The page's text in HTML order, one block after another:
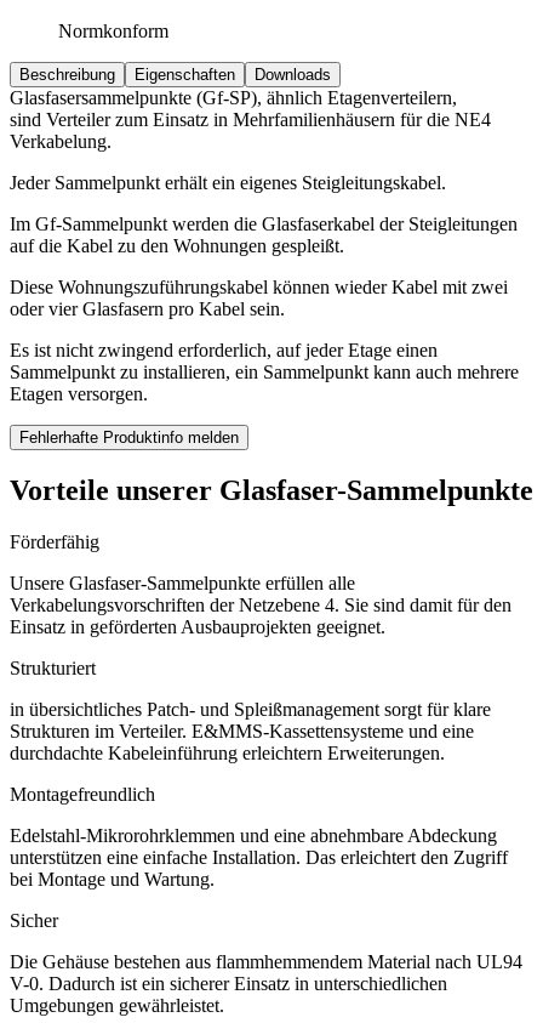
Normkonform
Beschreibung Eigenschaften Downloads
Glasfasersammelpunkte (Gf-SP), ähnlich Etagenverteilern,
sind Verteiler zum Einsatz in Mehrfamilienhäusern für die NE4
Verkabelung.
Jeder Sammelpunkt erhält ein eigenes Steigleitungskabel.
Im Gf-Sammelpunkt werden die Glasfaserkabel der Steigleitungen
auf die Kabel zu den Wohnungen gespleißt.
Diese Wohnungszuführungskabel können wieder Kabel mit zwei
oder vier Glasfasern pro Kabel sein.
Es ist nicht zwingend erforderlich, auf jeder Etage einen
Sammelpunkt zu installieren, ein Sammelpunkt kann auch mehrere
Etagen versorgen.
Fehlerhafte Produktinfo melden
Vorteile unserer Glasfaser-Sammelpunkte
Förderfähig
Unsere Glasfaser-Sammelpunkte erfüllen alle
Verkabelungsvorschriften der Netzebene 4. Sie sind damit für den
Einsatz in geförderten Ausbauprojekten geeignet.
Strukturiert
in übersichtliches Patch- und Spleißmanagement sorgt für klare
Strukturen im Verteiler. E&MMS-Kassettensysteme und eine
durchdachte Kabeleinführung erleichtern Erweiterungen.
Montagefreundlich
Edelstahl-Mikrorohrklemmen und eine abnehmbare Abdeckung
unterstützen eine einfache Installation. Das erleichtert den Zugriff
bei Montage und Wartung.
Sicher
Die Gehäuse bestehen aus flammhemmendem Material nach UL94
V-0. Dadurch ist ein sicherer Einsatz in unterschiedlichen
Umgebungen gewährleistet.